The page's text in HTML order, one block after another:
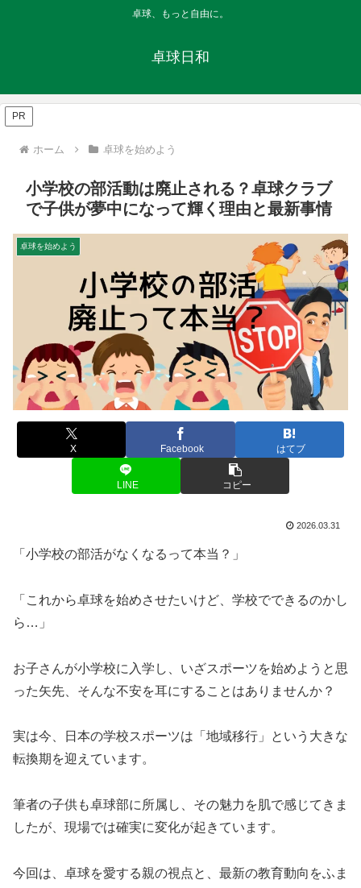
卓球、もっと自由に。
卓球日和
PR
ホーム 卓球を始めよう
小学校の部活動は廃止される？卓球クラブ
で子供が夢中になって輝く理由と最新事情
卓球を始めよう
X Facebook はてブ
LINE コピー
2026.03.31
「小学校の部活がなくなるって本当？」
「これから卓球を始めさせたいけど、学校でできるのかし
ら…」
お子さんが小学校に入学し、いざスポーツを始めようと思
った矢先、そんな不安を耳にすることはありませんか？
実は今、日本の学校スポーツは「地域移行」という大きな
転換期を迎えています。
筆者の子供も卓球部に所属し、その魅力を肌で感じてきま
したが、現場では確実に変化が起きています。
今回は、卓球を愛する親の視点と、最新の教育動向をふま